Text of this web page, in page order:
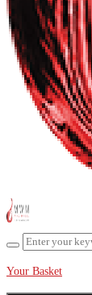
Your Basket